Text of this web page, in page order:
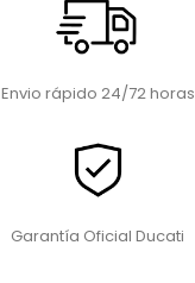
Envio rápido 24/72 horas
Garantía Oficial Ducati